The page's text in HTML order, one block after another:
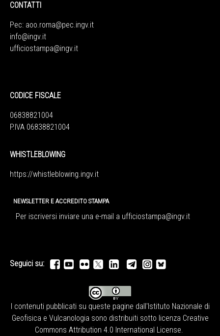
CONTATTI
Pec: aoo.roma@pec.ingv.it
info@ingv.it
ufficiostampa@ingv.it
CODICE FISCALE
06838821004
P.IVA 06838821004
WHISTLEBLOWING
https://whistleblowing.ingv.it
NEWSLETTER E ACCREDITO STAMPA
Per iscriversi inviare una e-mail a ufficiostampa@ingv.it
Seguici su:
I contenuti pubblicati su queste pagine dall' Istituto Nazionale di
Geofisica e Vulcanologia sono distribuiti sotto licenza Creative
Commons Attribution 4.0 International License.